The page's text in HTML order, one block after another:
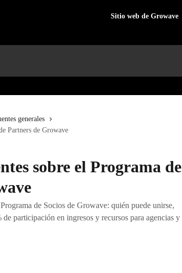
Sitio web de Growave
generales
Partners de Growave
sobre el Programa de
de Socios de Growave: quién puede unirse,
participación en ingresos y recursos para agencias y